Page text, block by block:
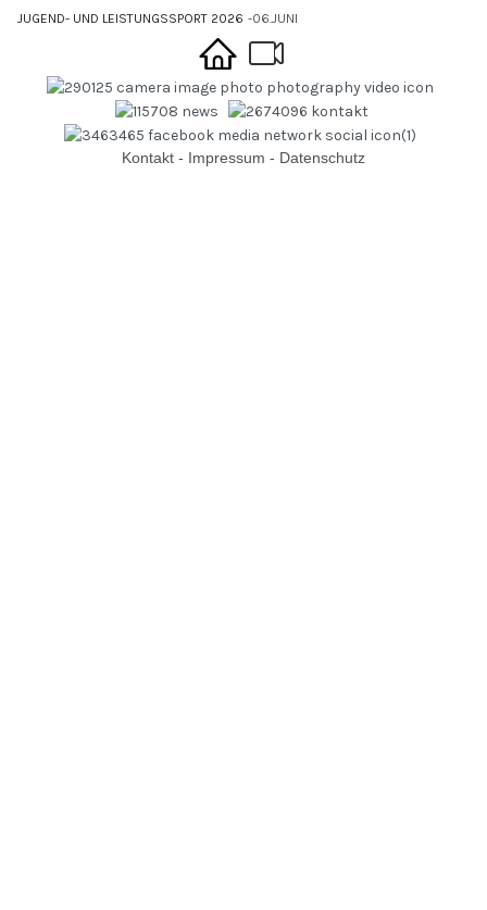
JUGEND- UND LEISTUNGSSPORT 2026 06.JUNI
Kontakt - Impressum - Datenschutz